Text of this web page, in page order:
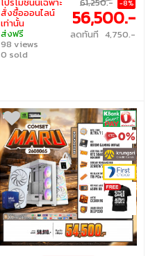
เปลี่ยนอุปกรณ์คอมพิวเตอร์ใหม่ให้ทันที
ภายใน 24 ชั่วโมง เฉพาะซื้อผ่าน JIB Online
เท่านั้น (เงื่อนไขเป็นไปตามที่กำหนด) • ผ่อน
สบายๆ 0% นาน 10 เดือน ทุกเซ็ต • บริการ
ซ่อมและตรวจเช็คอาการ ฟรี! ได้ที่เจไอบีกว่า 140
สาขา ทั่วประเทศ
สั่งซื้อออนไลน์
เท่านั้น
ส่งฟรี
98 views
0 sold
-8%
56,500.-
ลดทันที 4,750.-